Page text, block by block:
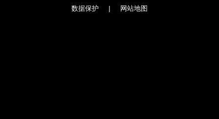
数据保护 | 网站地图